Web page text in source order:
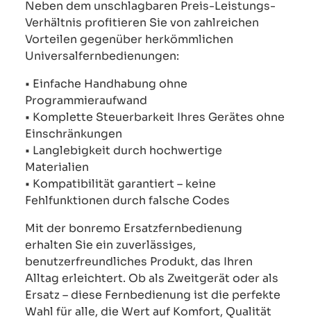
Neben dem unschlagbaren Preis-Leistungs-
Verhältnis profitieren Sie von zahlreichen
Vorteilen gegenüber herkömmlichen
Universalfernbedienungen:
• Einfache Handhabung ohne
Programmieraufwand
• Komplette Steuerbarkeit Ihres Gerätes ohne
Einschränkungen
• Langlebigkeit durch hochwertige
Materialien
• Kompatibilität garantiert – keine
Fehlfunktionen durch falsche Codes
Mit der bonremo Ersatzfernbedienung
erhalten Sie ein zuverlässiges,
benutzerfreundliches Produkt, das Ihren
Alltag erleichtert. Ob als Zweitgerät oder als
Ersatz – diese Fernbedienung ist die perfekte
Wahl für alle, die Wert auf Komfort, Qualität